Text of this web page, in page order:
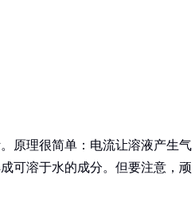
原理很简单：电流让溶液产生气
可溶于水的成分。但要注意，顽